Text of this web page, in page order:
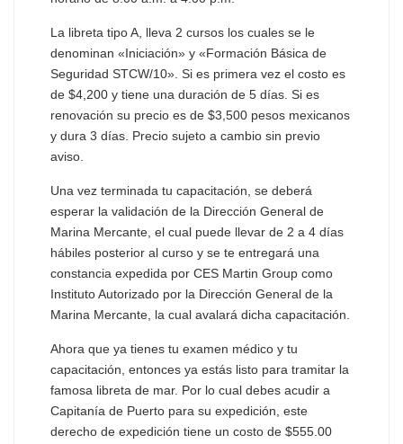
La libreta tipo A, lleva 2 cursos los cuales se le
denominan «Iniciación» y «Formación Básica de
Seguridad STCW/10». Si es primera vez el costo es
de $4,200 y tiene una duración de 5 días. Si es
renovación su precio es de $3,500 pesos mexicanos
y dura 3 días. Precio sujeto a cambio sin previo
aviso.
Una vez terminada tu capacitación, se deberá
esperar la validación de la Dirección General de
Marina Mercante, el cual puede llevar de 2 a 4 días
hábiles posterior al curso y se te entregará una
constancia expedida por CES Martin Group como
Instituto Autorizado por la Dirección General de la
Marina Mercante, la cual avalará dicha capacitación.
Ahora que ya tienes tu examen médico y tu
capacitación, entonces ya estás listo para tramitar la
famosa libreta de mar. Por lo cual debes acudir a
Capitanía de Puerto para su expedición, este
derecho de expedición tiene un costo de $555.00